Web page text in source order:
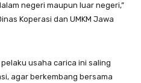
negeri maupun luar negeri,”
Koperasi dan UMKM Jawa
usaha carica ini saling
agar berkembang bersama